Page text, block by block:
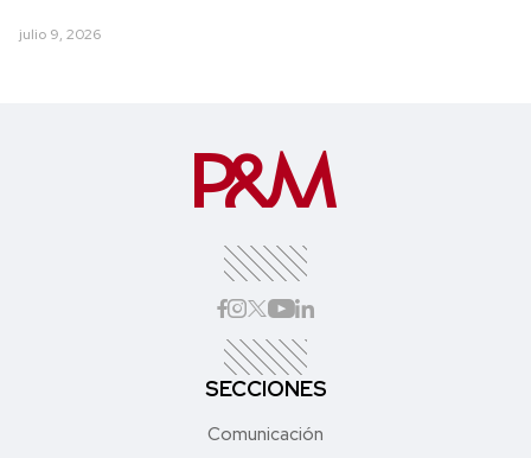
julio 9, 2026
SECCIONES
Comunicación